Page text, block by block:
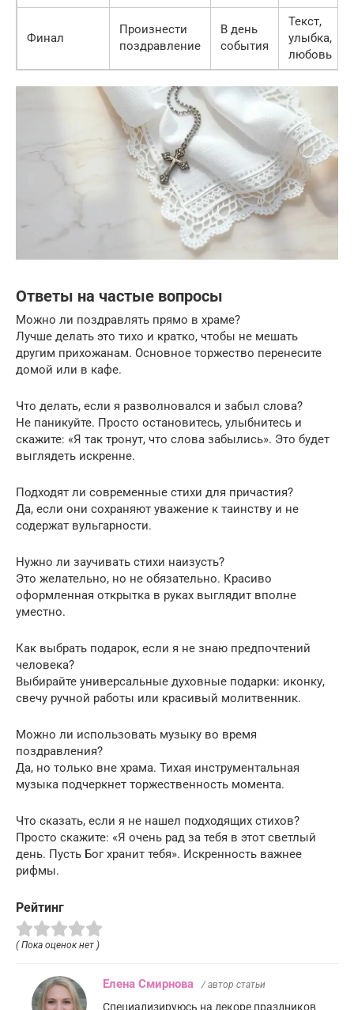
Финал
Произнести
поздравление
В день
события
Текст,
улыбка,
любовь
Ответы на частые вопросы
Можно ли поздравлять прямо в храме?
Лучше делать это тихо и кратко, чтобы не мешать
другим прихожанам. Основное торжество перенесите
домой или в кафе.
Что делать, если я разволновался и забыл слова?
Не паникуйте. Просто остановитесь, улыбнитесь и
скажите: «Я так тронут, что слова забылись». Это будет
выглядеть искренне.
Подходят ли современные стихи для причастия?
Да, если они сохраняют уважение к таинству и не
содержат вульгарности.
Нужно ли заучивать стихи наизусть?
Это желательно, но не обязательно. Красиво
оформленная открытка в руках выглядит вполне
уместно.
Как выбрать подарок, если я не знаю предпочтений
человека?
Выбирайте универсальные духовные подарки: иконку,
свечу ручной работы или красивый молитвенник.
Можно ли использовать музыку во время
поздравления?
Да, но только вне храма. Тихая инструментальная
музыка подчеркнет торжественность момента.
Что сказать, если я не нашел подходящих стихов?
Просто скажите: «Я очень рад за тебя в этот светлый
день. Пусть Бог хранит тебя». Искренность важнее
рифмы.
Рейтинг
( Пока оценок нет )
Елена Смирнова / автор статьи
Специализируюсь на декоре праздников